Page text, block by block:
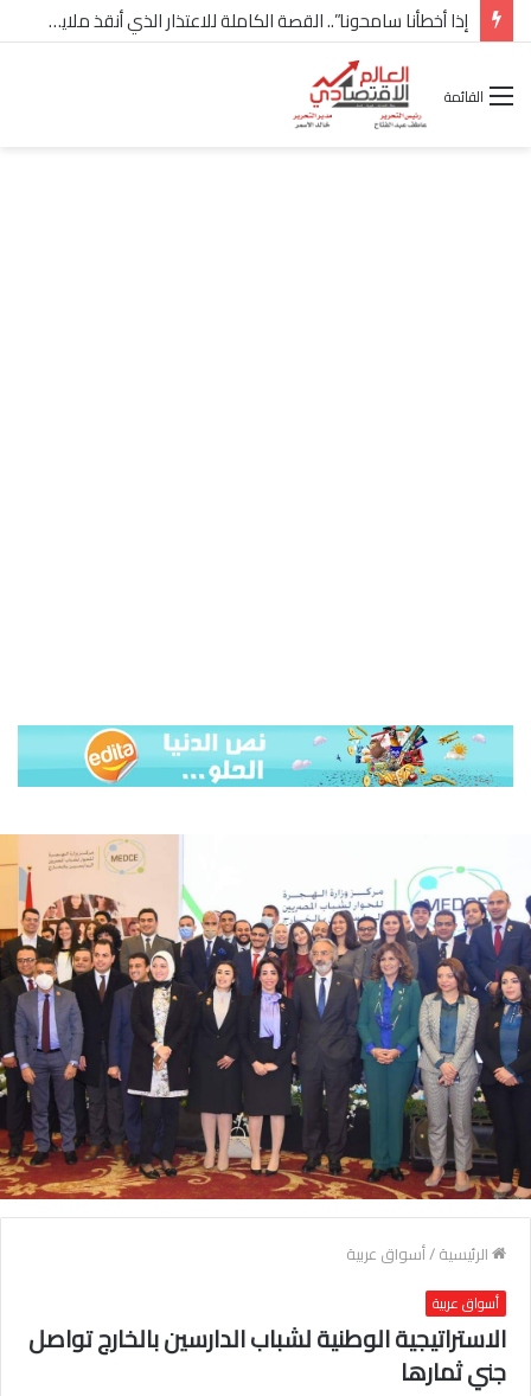
شركة “Scope Developments” تعلن تولي أحمد كمال عيسى منصب الرئيس التنفيذي للقطاع التجاري
القائمة
الرئيسية/أسواق عربية
أسواق عربية
الاستراتيجية الوطنية لشباب الدارسين بالخارج تواصل
جني ثمارها